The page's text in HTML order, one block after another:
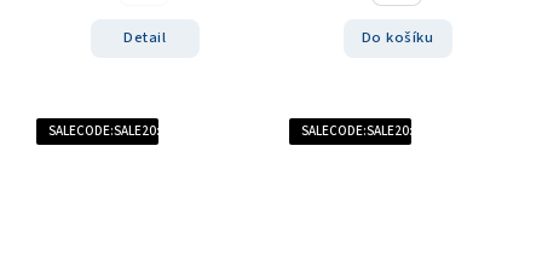
Detail Do košíku
SALECODE:SALE20:20:% SALECODE:SALE20:20:%